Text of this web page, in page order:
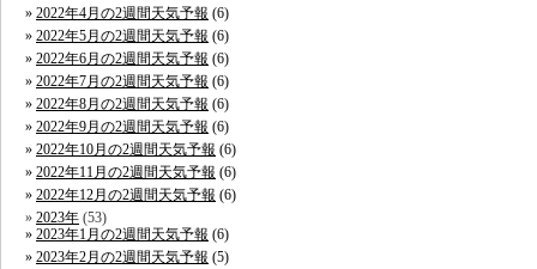
2022年4月の2週間天気予報 (6)
2022年5月の2週間天気予報 (6)
2022年6月の2週間天気予報 (6)
2022年7月の2週間天気予報 (6)
2022年8月の2週間天気予報 (6)
2022年9月の2週間天気予報 (6)
2022年10月の2週間天気予報 (6)
2022年11月の2週間天気予報 (6)
2022年12月の2週間天気予報 (6)
2023年 (53)
2023年1月の2週間天気予報 (6)
2023年2月の2週間天気予報 (5)